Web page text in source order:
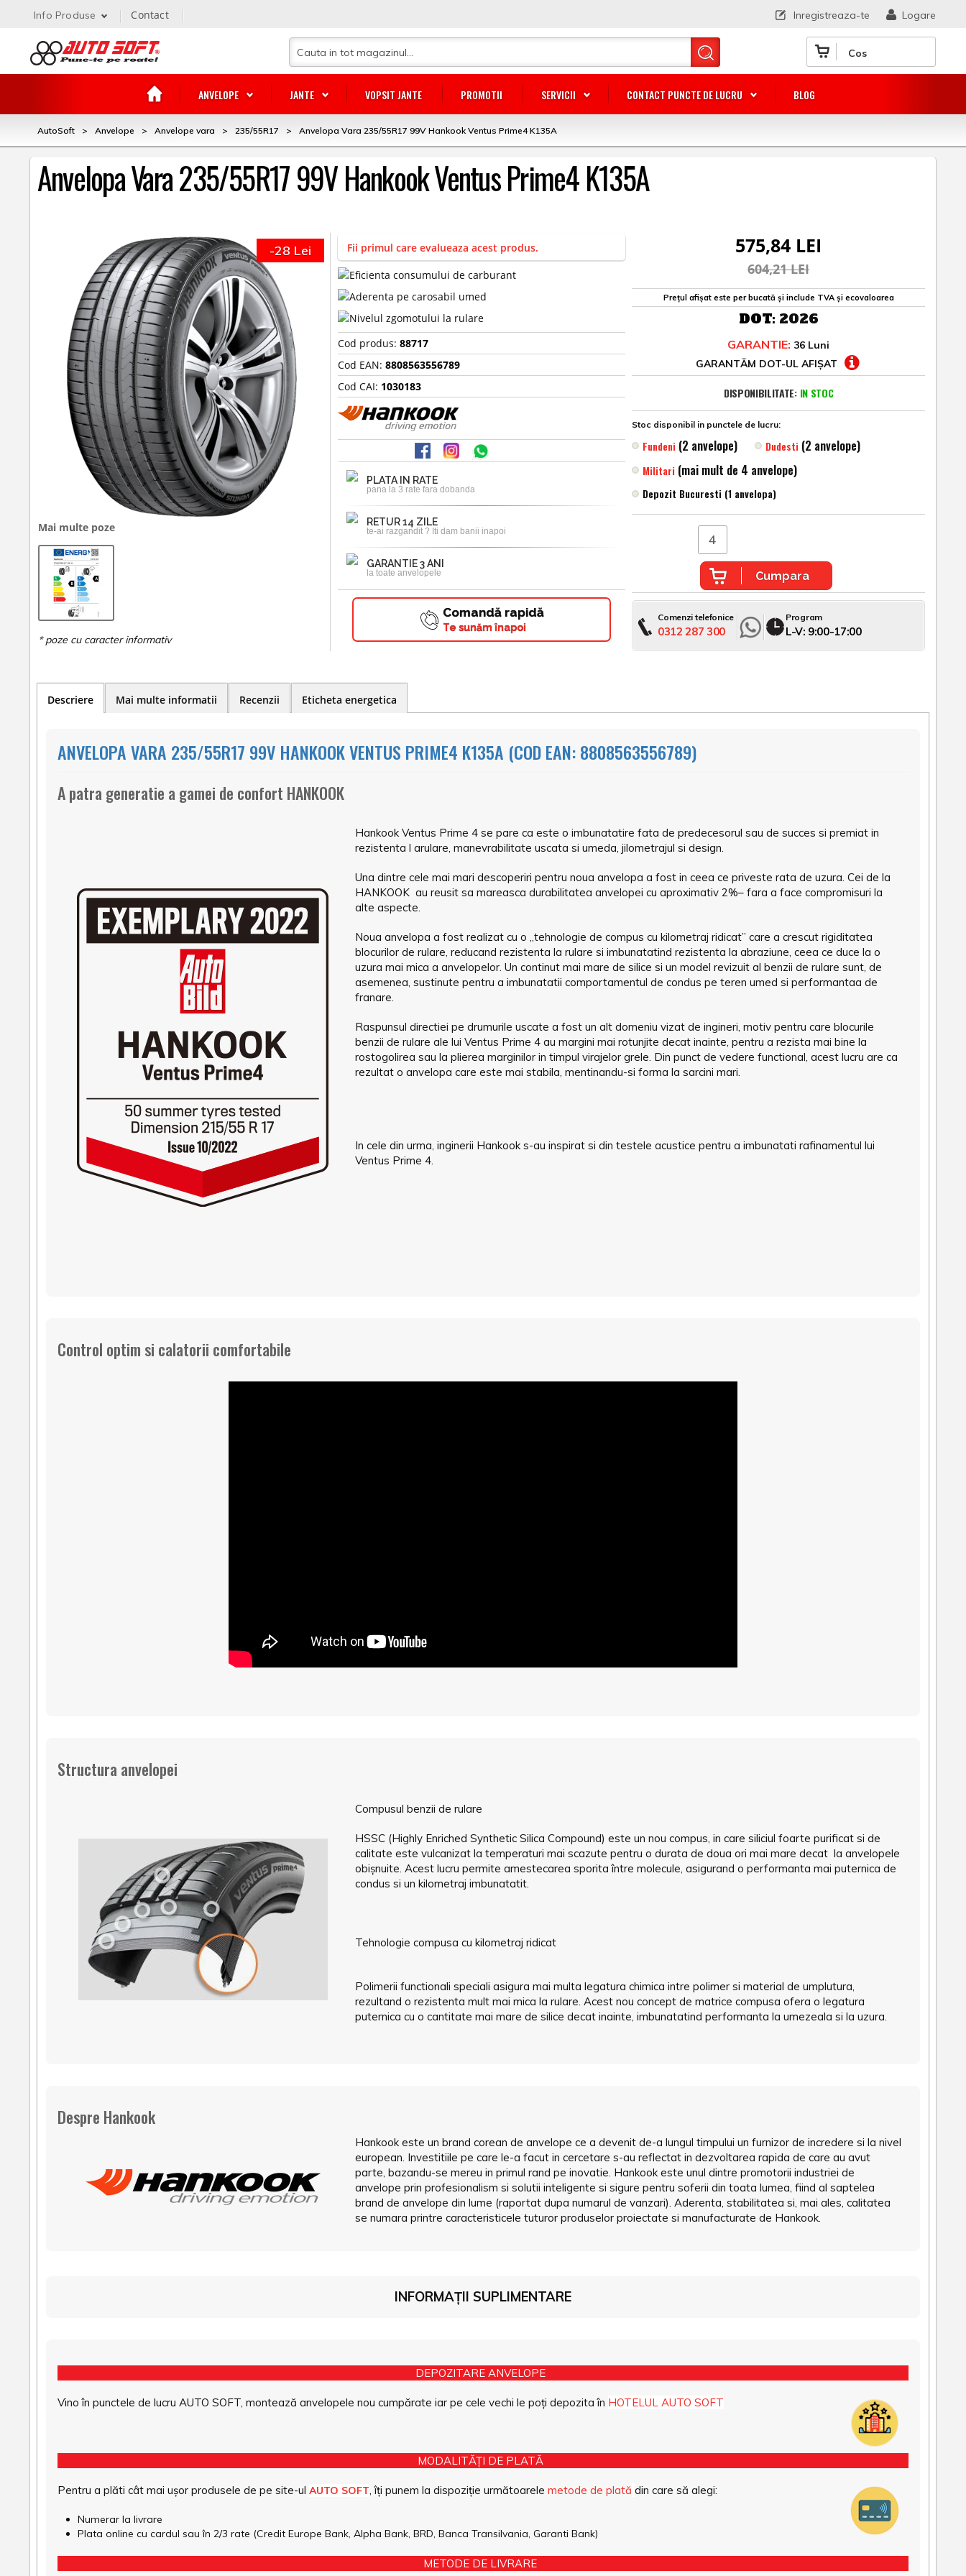
Cos
ANVELOPE JANTE VOPSIT JANTE PROMOTII SERVICII CONTACT PUNCTE DE LUCRU BLOG
Logare
Inregistreaza-te
Info Produse Contact
AutoSoft > Anvelope > Anvelope vara > 235/55R17 > Anvelopa Vara 235/55R17 99V Hankook Ventus Prime4 K135A
Anvelopa Vara 235/55R17 99V Hankook Ventus Prime4 K135A
Mai multe poze
-28 Lei Fii primul care evalueaza acest produs.
Cod produs:88717
Cod EAN:8808563556789
Cod CAI: 1030183
PLATA IN RATE
pana la 3 rate fara dobanda
RETUR 14 ZILE
te-ai razgandit ? Iti dam banii inapoi
GARANTIE 3 ANI
la toate anvelopele
Comandă rapidă
Te sunăm înapoi
575,84 LEI
604,21 LEI
Prețul afișat este per bucată și include TVA și ecovaloarea
DOT: 2026
GARANTIE: 36 Luni
GARANTĂM DOT-UL AFIȘAT
DISPONIBILITATE: IN STOC
Stoc disponibil in punctele de lucru:
Fundeni (2 anvelope) Dudesti (2 anvelope)
Militari (mai mult de 4 anvelope)
Depozit Bucuresti (1 anvelopa)
Cumpara
Comenzi telefonice
0312 287 300
Program
L-V: 9:00-17:00
Descriere Mai multe informatii Recenzii Eticheta energetica
ANVELOPA VARA 235/55R17 99V HANKOOK VENTUS PRIME4 K135A (COD EAN: 8808563556789)
A patra generatie a gamei de confort HANKOOK
Hankook Ventus Prime 4 se pare ca este o imbunatatire fata de predecesorul sau de succes si premiat in
rezistenta l arulare, manevrabilitate uscata si umeda, jilometrajul si design.
Una dintre cele mai mari descoperiri pentru noua anvelopa a fost in ceea ce priveste rata de uzura. Cei de la
HANKOOK au reusit sa mareasca durabilitatea anvelopei cu aproximativ 2%– fara a face compromisuri la
alte aspecte.
Noua anvelopa a fost realizat cu o „tehnologie de compus cu kilometraj ridicat” care a crescut rigiditatea
blocurilor de rulare, reducand rezistenta la rulare si imbunatatind rezistenta la abraziune, ceea ce duce la o
uzura mai mica a anvelopelor. Un continut mai mare de silice si un model revizuit al benzii de rulare sunt, de
asemenea, sustinute pentru a imbunatatii comportamentul de condus pe teren umed si performantaa de
franare.
Raspunsul directiei pe drumurile uscate a fost un alt domeniu vizat de ingineri, motiv pentru care blocurile
benzii de rulare ale lui Ventus Prime 4 au margini mai rotunjite decat inainte, pentru a rezista mai bine la
rostogolirea sau la plierea marginilor in timpul virajelor grele. Din punct de vedere functional, acest lucru are ca
rezultat o anvelopa care este mai stabila, mentinandu-si forma la sarcini mari.
In cele din urma, inginerii Hankook s-au inspirat si din testele acustice pentru a imbunatati rafinamentul lui
Ventus Prime 4.
Control optim si calatorii comfortabile
Structura anvelopei
Compusul benzii de rulare
HSSC (Highly Enriched Synthetic Silica Compound) este un nou compus, in care siliciul foarte purificat si de
calitate este vulcanizat la temperaturi mai scazute pentru o durata de doua ori mai mare decat la anvelopele
obișnuite. Acest lucru permite amestecarea sporita între molecule, asigurand o performanta mai puternica de
condus si un kilometraj imbunatatit.
Tehnologie compusa cu kilometraj ridicat
Polimerii functionali speciali asigura mai multa legatura chimica intre polimer si material de umplutura,
rezultand o rezistenta mult mai mica la rulare. Acest nou concept de matrice compusa ofera o legatura
puternica cu o cantitate mai mare de silice decat inainte, imbunatatind performanta la umezeala si la uzura.
Despre Hankook
Hankook este un brand corean de anvelope ce a devenit de-a lungul timpului un furnizor de incredere si la nivel
european. Investitiile pe care le-a facut in cercetare s-au reflectat in dezvoltarea rapida de care au avut
parte, bazandu-se mereu in primul rand pe inovatie. Hankook este unul dintre promotorii industriei de
anvelope prin profesionalism si solutii inteligente si sigure pentru soferii din toata lumea, fiind al saptelea
brand de anvelope din lume (raportat dupa numarul de vanzari). Aderenta, stabilitatea si, mai ales, calitatea
se numara printre caracteristicele tuturor produselor proiectate si manufacturate de Hankook.
INFORMAȚII SUPLIMENTARE
DEPOZITARE ANVELOPE
Vino în punctele de lucru AUTO SOFT, montează anvelopele nou cumpărate iar pe cele vechi le poți depozita în HOTELUL AUTO SOFT
MODALITĂȚI DE PLATĂ
Pentru a plăti cât mai ușor produsele de pe site-ul AUTO SOFT , îți punem la dispoziție următoarele metode de plată din care să alegi:
Numerar la livrare
Plata online cu cardul sau în 2/3 rate (Credit Europe Bank, Alpha Bank, BRD, Banca Transilvania, Garanti Bank)
METODE DE LIVRARE